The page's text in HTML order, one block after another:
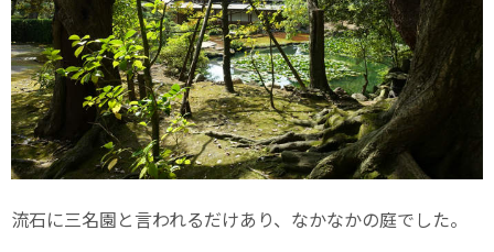
流石に三名園と言われるだけあり、なかなかの庭でした。